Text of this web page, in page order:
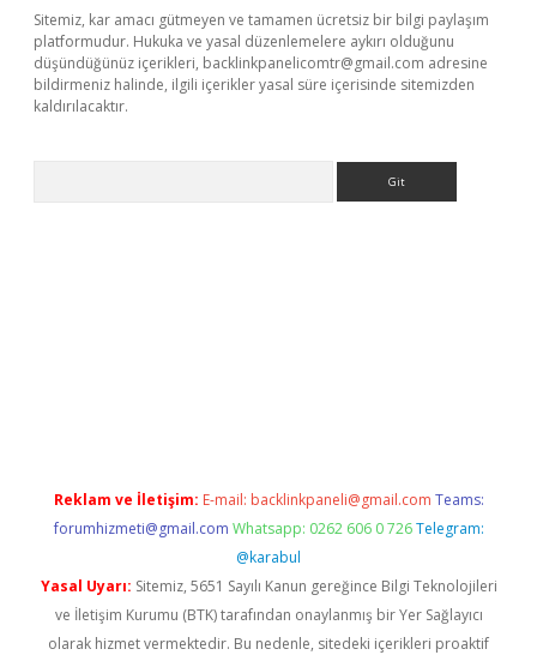
Sitemiz, kar amacı gütmeyen ve tamamen ücretsiz bir bilgi paylaşım
platformudur. Hukuka ve yasal düzenlemelere aykırı olduğunu
düşündüğünüz içerikleri, backlinkpanelicomtr@gmail.com adresine
bildirmeniz halinde, ilgili içerikler yasal süre içerisinde sitemizden
kaldırılacaktır.
Reklam ve İletişim: E-mail: backlinkpaneli@gmail.com Teams:
forumhizmeti@gmail.com Whatsapp: 0262 606 0 726 Telegram:
@karabul
Yasal Uyarı: Sitemiz, 5651 Sayılı Kanun gereğince Bilgi Teknolojileri
ve İletişim Kurumu (BTK) tarafından onaylanmış bir Yer Sağlayıcı
olarak hizmet vermektedir. Bu nedenle, sitedeki içerikleri proaktif